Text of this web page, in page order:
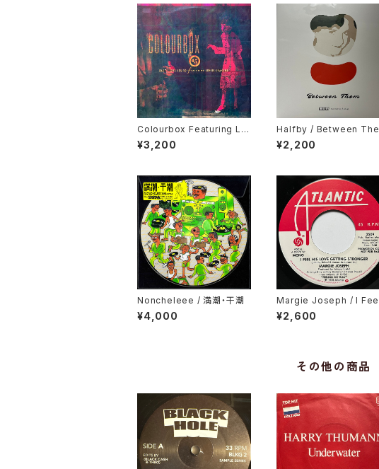
Colourbox Featuring Lor
ita Grahame / Baby I Lov
e You So
¥3,200
Halfby / Between
¥2,200
Noncheleee / 満潮・干潮
¥4,000
Margie Joseph / I
His Love Getting
er
¥2,600
その他の商品